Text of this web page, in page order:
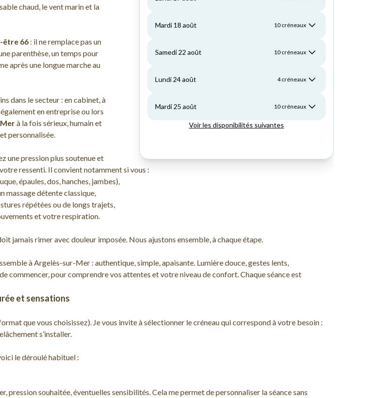
chaud, le vent marin et la
être 66 : il ne remplace pas un
parenthèse, un temps pour
après une longue marche au
dans le secteur : en cabinet, à
en entreprise ou lors
à la fois sérieux, humain et
personnalisée.
une pression plus soutenue et
ressenti. Il convient notamment si vous :
épaules, dos, hanches, jambes),
massage détente classique,
répétées ou de longs trajets,
et votre respiration.
jamais rimer avec douleur imposée. Nous ajustons ensemble, à chaque étape.
à Argelès-sur-Mer : authentique, simple, apaisante. Lumière douce, gestes lents,
commencer, pour comprendre vos attentes et votre niveau de confort. Chaque séance est
et sensations
que vous choisissez). Je vous invite à sélectionner le créneau qui correspond à votre besoin :
s’installer.
le déroulé habituel :
pression souhaitée, éventuelles sensibilités. Cela me permet de personnaliser la séance sans